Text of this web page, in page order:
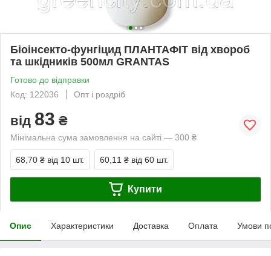
Біоінсекто-фунгіцид ПЛАНТАФІТ від хвороб
та шкідників 500мл GRANTAS
Готово до відправки
Код: 122036
Опт і роздріб
від 83 ₴
Мінімальна сума замовлення на сайті — 300 ₴
68,70 ₴ від 10 шт. 60,11 ₴ від 60 шт.
Купити
Опис Характеристики Доставка Оплата Умови